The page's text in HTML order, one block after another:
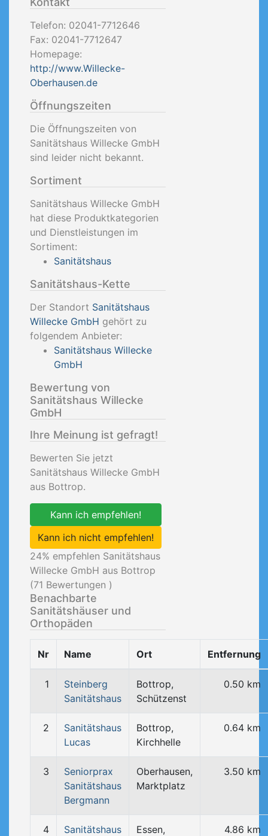
Telefon: 02041-7712646
Fax: 02041-7712647
Homepage:
http://www.Willecke-
Oberhausen.de
Öffnungszeiten
Die Öffnungszeiten von
Sanitätshaus Willecke GmbH
sind leider nicht bekannt.
Sortiment
Sanitätshaus Willecke GmbH
hat diese Produktkategorien
und Dienstleistungen im
Sortiment:
Sanitätshaus
Sanitätshaus-Kette
Der Standort Sanitätshaus
Willecke GmbH gehört zu
folgendem Anbieter:
Sanitätshaus Willecke
GmbH
Bewertung von
Sanitätshaus Willecke
GmbH
Ihre Meinung ist gefragt!
Bewerten Sie jetzt
Sanitätshaus Willecke GmbH
aus Bottrop.
Kann ich empfehlen!
Kann ich nicht empfehlen!
24% empfehlen Sanitätshaus
Willecke GmbH aus Bottrop
(71 Bewertungen )
Benachbarte
Sanitätshäuser und
Orthopäden
Nr Name Ort Entfernung
1
Steinberg
Sanitätshaus
Bottrop,
Schützenst
0.50 km
2
Sanitätshaus
Lucas
Bottrop,
Kirchhelle
0.64 km
3
Seniorprax
Sanitätshaus
Bergmann
Oberhausen,
Marktplatz
3.50 km
4
Sanitätshaus
Essen,
4.86 km